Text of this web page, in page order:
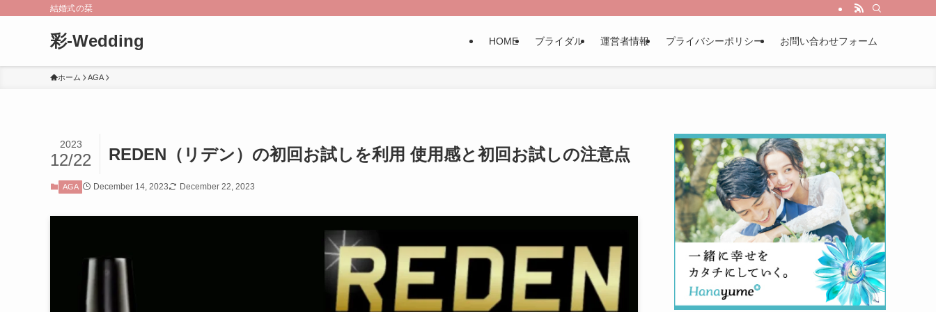
結婚式の栞
彩-Wedding HOME ブライダル 運営者情報 プライバシーポリシー お問い合わせフォーム
ホーム AGA
REDEN（リデン）の初回お試しを利用 使用感と初回お試しの注意点
2023
12/22
AGA December 14, 2023 December 22, 2023